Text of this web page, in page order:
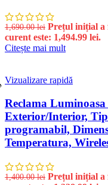
1,690.00lei Prețul inițial a
curent este: 1,494.99 lei.
Citește mai mult
Vizualizare rapidă
Reclama
Exterior/Interior,
programabil,
Temperatura,
1,400.00lei Prețul inițial a